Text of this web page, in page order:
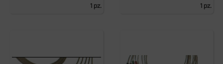
1 pz.
1 pz.